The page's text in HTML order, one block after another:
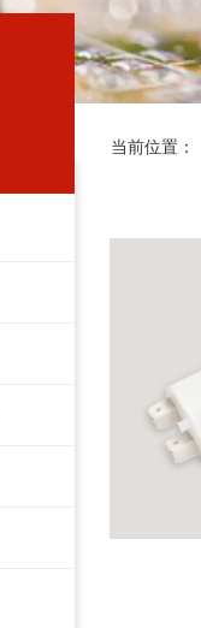
当前位置：